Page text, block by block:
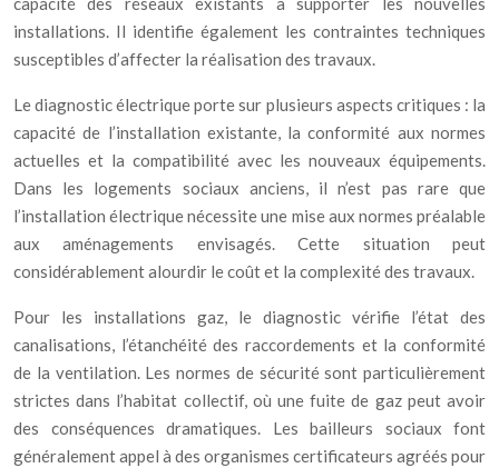
installations. Il identifie également les contraintes techniques
susceptibles d’affecter la réalisation des travaux.
Le diagnostic électrique porte sur plusieurs aspects critiques : la
capacité de l’installation existante, la conformité aux normes
actuelles et la compatibilité avec les nouveaux équipements.
Dans les logements sociaux anciens, il n’est pas rare que
l’installation électrique nécessite une mise aux normes préalable
aux aménagements envisagés. Cette situation peut
considérablement alourdir le coût et la complexité des travaux.
Pour les installations gaz, le diagnostic vérifie l’état des
canalisations, l’étanchéité des raccordements et la conformité
de la ventilation. Les normes de sécurité sont particulièrement
strictes dans l’habitat collectif, où une fuite de gaz peut avoir
des conséquences dramatiques. Les bailleurs sociaux font
généralement appel à des organismes certificateurs agréés pour